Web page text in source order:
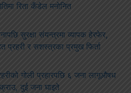
रिता कँडेल मनोनित
सुरक्षा संयन्त्रमा व्यापक हेरफेर,
प्रहरी र सशस्त्रका प्रमुख फिर्ता
गोली प्रहारपछि ६ जना लागूऔषध
दुई जना घाइते